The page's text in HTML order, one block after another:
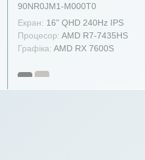
90NR0JM1-M000T0
Екран: 16" QHD 240Hz IPS
Процесор: AMD R7-7435HS
Графіка: AMD RX 7600S